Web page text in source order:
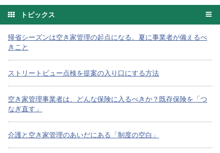
トピックス
帰省シーズンは空き家管理の起点になる。夏に事業者が備えるべ
きこと
ストリートビュー点検を提案の入り口にする方法
空き家管理事業者は、どんな保険に入るべきか？既存保険を「つ
なぎ直す」
介護と空き家管理のあいだにある「制度の空白」